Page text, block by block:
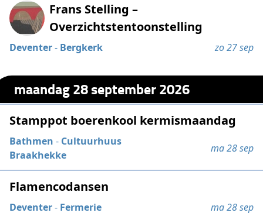
Frans Stelling –
Overzichtstentoonstelling
Deventer- Bergkerk zo 27 sep
maandag 28 september 2026
Stamppot boerenkool kermismaandag
Bathmen - Cultuurhuus
Braakhekke
ma 28 sep
Flamencodansen
Deventer- Fermerie ma 28 sep